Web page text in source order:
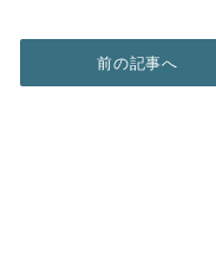
前の記事へ